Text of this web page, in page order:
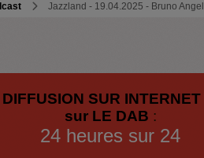
Jazzland - 19.04.2025 - Bruno
DIFFUSION SUR
sur LE DAB :
24 heures sur 24